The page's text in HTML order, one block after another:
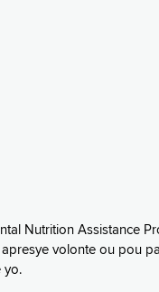
Nutrition Assistance
apresye volonte ou pou
yo.